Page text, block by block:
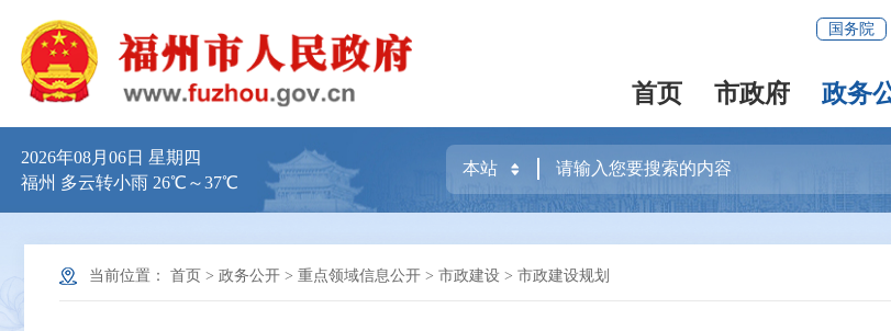
国务院
首页 市政府 政务
2026年08月06日 星期四
福州 多云转小雨 26℃～37℃
当前位置： 首页 > 政务公开 > 重点领域信息公开 > 市政建设 > 市政建设规划